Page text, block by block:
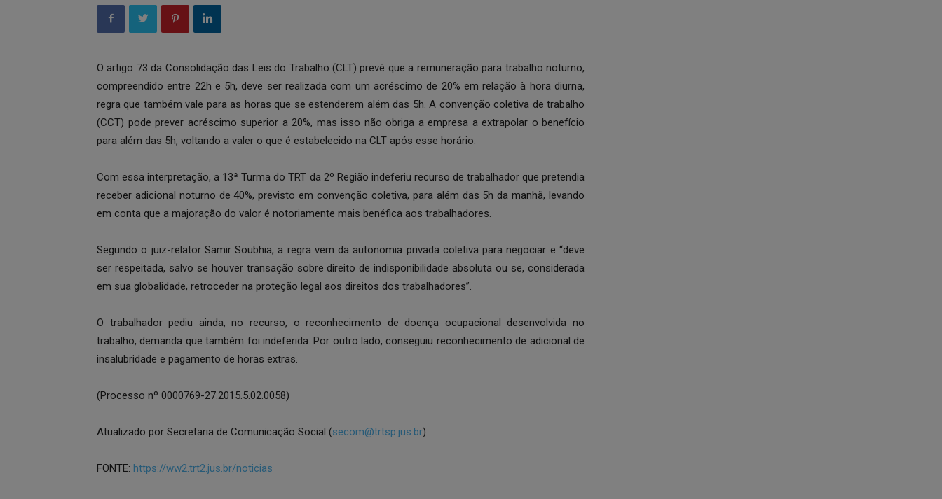
O artigo 73 da Consolidação das Leis do Trabalho (CLT) prevê que a remuneração para trabalho noturno,
compreendido entre 22h e 5h, deve ser realizada com um acréscimo de 20% em relação à hora diurna,
regra que também vale para as horas que se estenderem além das 5h. A convenção coletiva de trabalho
(CCT) pode prever acréscimo superior a 20%, mas isso não obriga a empresa a extrapolar o benefício
para além das 5h, voltando a valer o que é estabelecido na CLT após esse horário.
Com essa interpretação, a 13ª Turma do TRT da 2º Região indeferiu recurso de trabalhador que pretendia
receber adicional noturno de 40%, previsto em convenção coletiva, para além das 5h da manhã, levando
em conta que a majoração do valor é notoriamente mais benéfica aos trabalhadores.
Segundo o juiz-relator Samir Soubhia, a regra vem da autonomia privada coletiva para negociar e “deve
ser respeitada, salvo se houver transação sobre direito de indisponibilidade absoluta ou se, considerada
em sua globalidade, retroceder na proteção legal aos direitos dos trabalhadores”.
O trabalhador pediu ainda, no recurso, o reconhecimento de doença ocupacional desenvolvida no
trabalho, demanda que também foi indeferida. Por outro lado, conseguiu reconhecimento de adicional de
insalubridade e pagamento de horas extras.
(Processo nº 0000769-27.2015.5.02.0058)
Atualizado por Secretaria de Comunicação Social (secom@trtsp.jus.br)
FONTE: https://ww2.trt2.jus.br/noticias